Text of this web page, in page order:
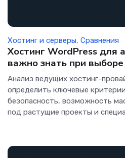
Хостинг и серверы, Сравнения
Хостинг WordPress для
важно знать при выборе
Анализ ведущих хостинг-
определить ключевые
безопасность, возможность
под растущие проекты и